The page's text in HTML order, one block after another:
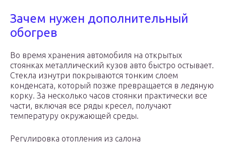
Зачем нужен дополнительный
обогрев
Во время хранения автомобиля на открытых
стоянках металлический кузов авто быстро остывает.
Стекла изнутри покрываются тонким слоем
конденсата, который позже превращается в ледяную
корку. За несколько часов стоянки практически все
части, включая все ряды кресел, получают
температуру окружающей среды.
Регулировка отопления из салона